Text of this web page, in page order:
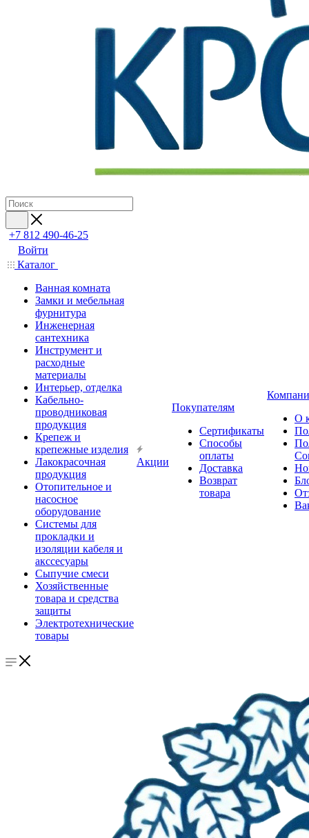
+7 812 490-46-25
Войти
Каталог
Ванная комната
Замки и мебельная
фурнитура
Инженерная
сантехника
Инструмент и
расходные
материалы
Интерьер, отделка
Кабельно-
проводниковая
продукция
Крепеж и
крепежные изделия
Лакокрасочная
продукция
Отопительное и
насосное
оборудование
Системы для
прокладки и
изоляции кабеля и
акссесуары
Сыпучие смеси
Хозяйственные
товара и средства
защиты
Электротехнические
товары
Акции
Покупателям
Сертификаты
Способы
оплаты
Доставка
Возврат
товара
О